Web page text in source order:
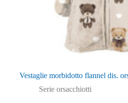
Vestaglie morbidotto flannel dis.
Serie orsacchiotti